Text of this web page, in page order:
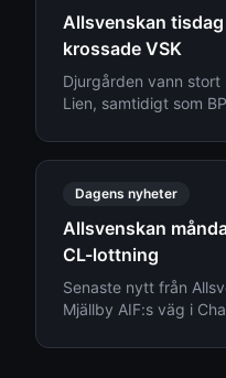
Allsvenskan
krossade VSK
Djurgården vann
Lien, samtidigt som
Allsvenskan den 4
Dagens nyheter
Allsvenskan
CL-lottning
Senaste nytt från
Mjällby AIF:s väg i